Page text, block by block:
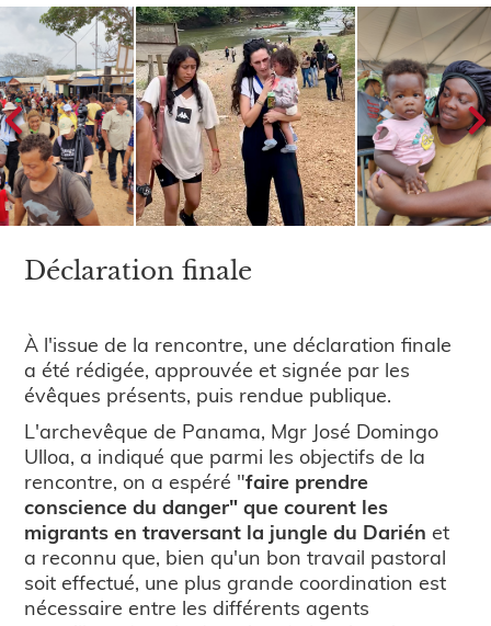
Déclaration finale
À l'issue de la rencontre, une déclaration finale
a été rédigée, approuvée et signée par les
évêques présents, puis rendue publique.
L'archevêque de Panama, Mgr José Domingo
Ulloa, a indiqué que parmi les objectifs de la
rencontre, on a espéré "faire prendre
conscience du danger" que courent les
migrants en traversant la jungle du Darién et
a reconnu que, bien qu'un bon travail pastoral
soit effectué, une plus grande coordination est
nécessaire entre les différents agents